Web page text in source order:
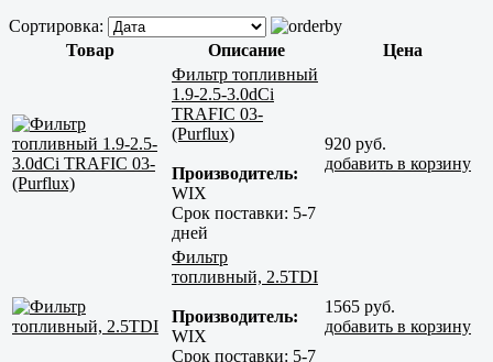
Сортировка:
Товар
Описание
Цена
Фильтр топливный
1.9-2.5-3.0dCi
TRAFIC 03-
(Purflux)
Производитель:
WIX
Срок поставки: 5-7
дней
920 руб.
добавить в корзину
Фильтр
топливный, 2.5TDI
Производитель:
WIX
Срок поставки: 5-7
1565 руб.
добавить в корзину